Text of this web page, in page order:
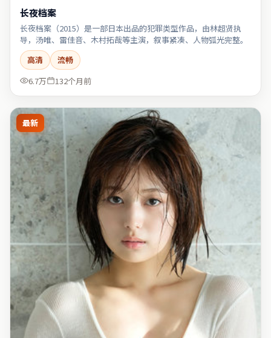
长夜档案
长夜档案（2015）是一部日本出品的犯罪类型作品，由林超贤执
导，汤唯、雷佳音、木村拓哉等主演，叙事紧凑、人物弧光完整。
高清
流畅
6.7万
132个月前
最新